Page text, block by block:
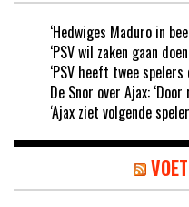
‘Hedwiges Maduro in
‘PSV wil zaken gaan
‘PSV heeft twee
De Snor over Ajax:
‘Ajax ziet volgende